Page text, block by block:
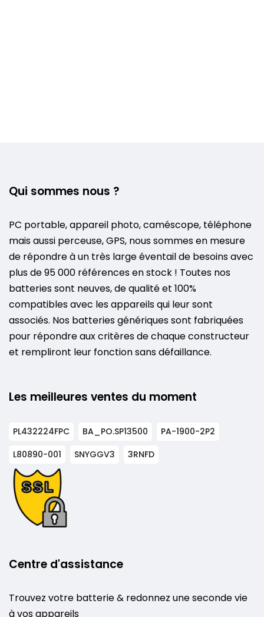
Qui sommes nous ?
PC portable, appareil photo, caméscope, téléphone
mais aussi perceuse, GPS, nous sommes en mesure
de répondre à un très large éventail de besoins avec
plus de 95 000 références en stock ! Toutes nos
batteries sont neuves, de qualité et 100%
compatibles avec les appareils qui leur sont
associés. Nos batteries génériques sont fabriquées
pour répondre aux critères de chaque constructeur
et rempliront leur fonction sans défaillance.
Les meilleures ventes du moment
PL432224FPC BA_PO.SP13500
PA-1900-2P2
L80890-001
SNYGGV3 3RNFD
Centre d'assistance
Trouvez votre batterie & redonnez une seconde vie
à vos appareils